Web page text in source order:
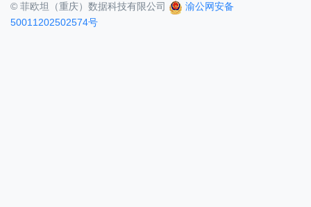
© 菲欧坦（重庆）数据科技有限公司
渝公网安备
50011202502574号